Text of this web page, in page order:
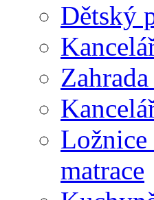
Dětský
Ložnice
matrace